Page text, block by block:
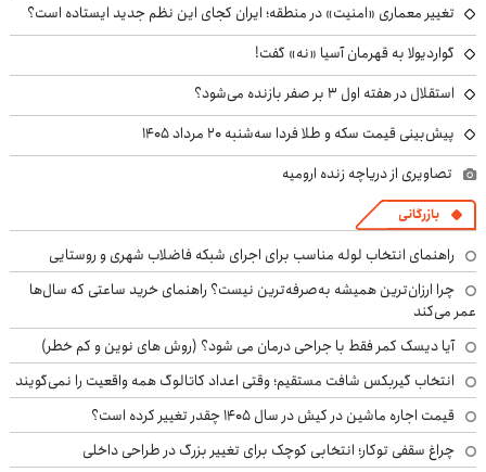
تغییر معماری «امنیت» در منطقه؛ ایران کجای این نظم جدید ایستاده است؟
گواردیولا به قهرمان آسیا «نه» گفت!
استقلال در هفته اول ۳ بر صفر بازنده می‌شود؟
پیش‌بینی قیمت سکه و طلا فردا سه‌شنبه ۲۰ مرداد ۱۴۰۵
تصاویری از دریاچه زنده ارومیه
بازرگانی
راهنمای انتخاب لوله مناسب برای اجرای شبکه فاضلاب شهری و روستایی
چرا ارزان‌ترین همیشه به‌صرفه‌ترین نیست؟ راهنمای خرید ساعتی که سال‌ها
عمر می‌کند
آیا دیسک کمر فقط با جراحی درمان می شود؟ (روش های نوین و کم خطر)
انتخاب گیربکس شافت مستقیم؛ وقتی اعداد کاتالوگ همه واقعیت را نمی‌گویند
قیمت اجاره ماشین در کیش در سال ۱۴۰۵ چقدر تغییر کرده است؟
چراغ سقفی توکار؛ انتخابی کوچک برای تغییر بزرگ در طراحی داخلی